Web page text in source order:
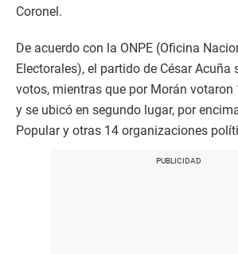
Coronel.
De acuerdo con la ONPE (Oficina
Electorales), el partido de César Acuña
votos, mientras que por Morán votaron
y se ubicó en segundo lugar, por
Popular y otras 14 organizaciones